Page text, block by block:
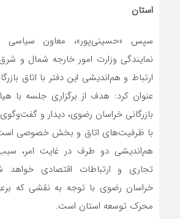
استان
سپس «حسینی‌پور»، معاون سیاسی
نمایندگی وزارت امور خارجه شمال و
ارتباط و هم‌اندیشی این دفتر با اتاق
عنوان کرد: ‌هدف از برگزاری جلسه با
بازرگانی خراسان رضوی، دیدار و
با ظرفیت‌های اتاق و بخش خصوصی است.
هم‌اندیشی دو طرف در غایت امر،
تجاری و ارتباطات اقتصادی خواهد
خراسان رضوی با توجه به نقشی که
محرک توسعه استان است.